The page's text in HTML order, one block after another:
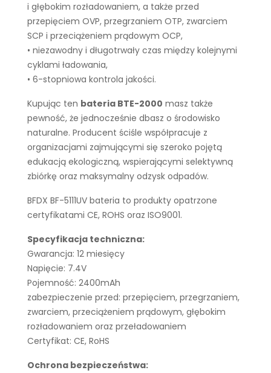
i głębokim rozładowaniem, a także przed
przepięciem OVP, przegrzaniem OTP, zwarciem
SCP i przeciążeniem prądowym OCP,
• niezawodny i długotrwały czas między kolejnymi
cyklami ładowania,
• 6-stopniowa kontrola jakości.
Kupując ten bateria BTE-2000 masz także
pewność, że jednocześnie dbasz o środowisko
naturalne. Producent ściśle współpracuje z
organizacjami zajmującymi się szeroko pojętą
edukacją ekologiczną, wspierającymi selektywną
zbiórkę oraz maksymalny odzysk odpadów.
BFDX BF-5111UV bateria to produkty opatrzone
certyfikatami CE, ROHS oraz ISO9001.
Specyfikacja techniczna:
Gwarancja: 12 miesięcy
Napięcie: 7.4V
Pojemność: 2400mAh
zabezpieczenie przed: przepięciem, przegrzaniem,
zwarciem, przeciążeniem prądowym, głębokim
rozładowaniem oraz przeładowaniem
Certyfikat: CE, RoHS
Ochrona bezpieczeństwa: